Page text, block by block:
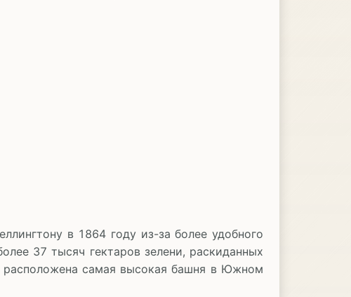
в 1864 году из-за более удобного
37 тысяч гектаров зелени, раскиданных
расположена самая высокая башня в Южном